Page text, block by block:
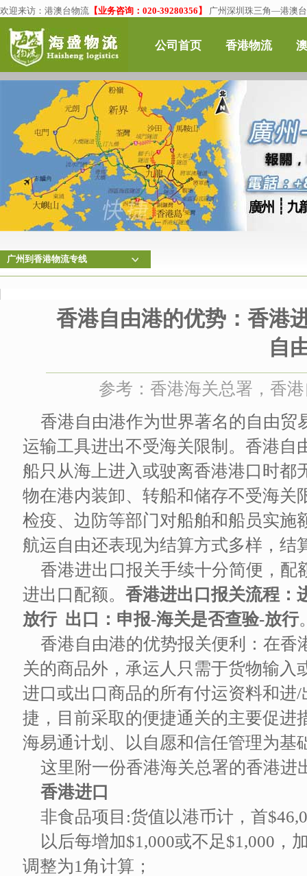
欢迎来访： 港澳台物流 【业务咨询：020-39280356】 广州深圳珠三角—港澳
公司首页 香港物流
广州到香港物流专线
香港自由港的优势：香港
自
参考：香港海关总署，香
香港自由港作为世界著名的自由贸
运输工具进出不受海关限制。香港自
船只从海上进入或驶离香港港口时都
物在港内装卸、转船和储存不受海关
检疫、边防等部门对船舶和船员实施
航运自由还表现为结算方式多样，结
香港进出口报关手续十分简便，配
进出口配额。 香港进出口报关流程：
放行 出口：申报-海关是否查验-放行
香港自由港的优势报关便利：在香
关的商品外，承运人只需于货物输入
进口或出口商品的所有付运资料和进
捷，目前采取的便捷通关的主要促进
海易通计划、以自愿和信任管理为基
这里附一份香港海关总署的香港进
香港进口
非食品项目:货值以港币计，首
以后每增加$1,000或不足$1,000，
调整为1角计算；